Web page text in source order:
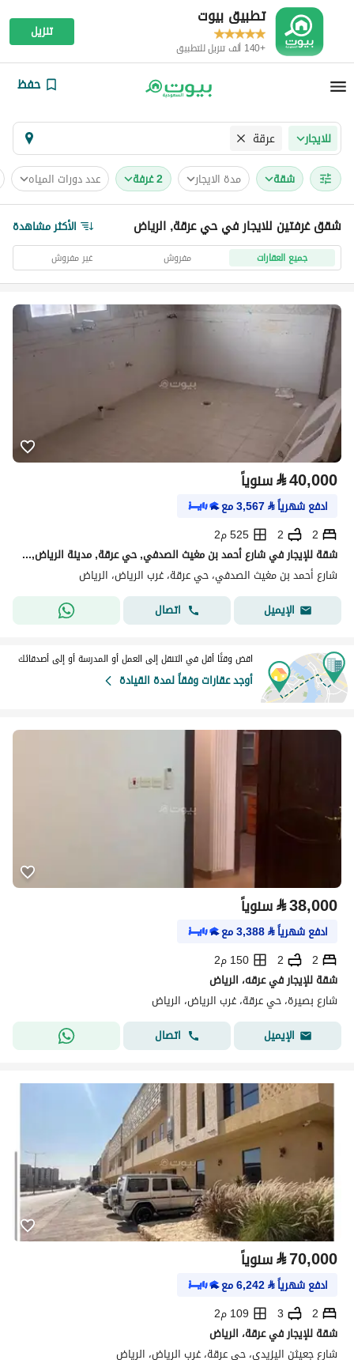
تطبيق بيوت
+140 ألف تنزيل للتطبيق
تنزيل
حفظ
للايجار عرقة
شقة مدة الايجار 2 غرفة عدد دورات المياه
شقق غرفتين للايجار في حي عرقة, الرياض الأكثر مشاهدة
جميع العقارات مفروش غير مفروش
⃁40,000 سنوياً
ادفع شهرياً⃁
3,567مع
2
2
525 م2
شقة للإيجار في شارع أحمد بن مغيث الصدفي, حي عرقة, مدينة الرياض, منطقة الرياض
شارع أحمد بن مغيث الصدفي، حي عرقة، غرب الرياض، الرياض
الإيميل
اتصال
اقض وقتًا أقل في التنقل إلى العمل أو المدرسة أو إلى أصدقائك
أوجد عقارات وفقاً لمدة القيادة
⃁38,000 سنوياً
ادفع شهرياً⃁
3,388مع
2
2
150 م2
شقة للإيجار في عرقه، الرياض
شارع بصيرة، حي عرقة، غرب الرياض، الرياض
الإيميل
اتصال
⃁70,000 سنوياً
ادفع شهرياً⃁
6,242مع
2
3
109 م2
شقة للإيجار في عرقة، الرياض
شارع جعيثن اليزيدي، حي عرقة، غرب الرياض، الرياض